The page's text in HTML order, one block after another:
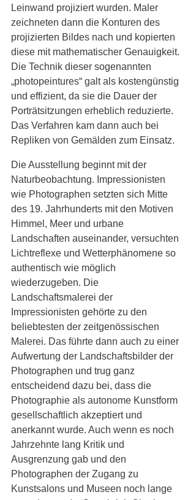
Leinwand projiziert wurden. Maler
zeichneten dann die Konturen des
projizierten Bildes nach und kopierten
diese mit mathematischer Genauigkeit.
Die Technik dieser sogenannten
„photopeintures“ galt als kostengünstig
und effizient, da sie die Dauer der
Porträtsitzungen erheblich reduzierte.
Das Verfahren kam dann auch bei
Repliken von Gemälden zum Einsatz.
Die Ausstellung beginnt mit der
Naturbeobachtung. Impressionisten
wie Photographen setzten sich Mitte
des 19. Jahrhunderts mit den Motiven
Himmel, Meer und urbane
Landschaften auseinander, versuchten
Lichtreflexe und Wetterphänomene so
authentisch wie möglich
wiederzugeben. Die
Landschaftsmalerei der
Impressionisten gehörte zu den
beliebtesten der zeitgenössischen
Malerei. Das führte dann auch zu einer
Aufwertung der Landschaftsbilder der
Photographen und trug ganz
entscheidend dazu bei, dass die
Photographie als autonome Kunstform
gesellschaftlich akzeptiert und
anerkannt wurde. Auch wenn es noch
Jahrzehnte lang Kritik und
Ausgrenzung gab und den
Photographen der Zugang zu
Kunstsalons und Museen noch lange